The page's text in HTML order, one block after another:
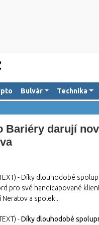
Bulvár Technika
Bariéry darují
- Díky dlouhodobé
pro své handicapované
Neratov a spolek...
-Díky dlouhodobé